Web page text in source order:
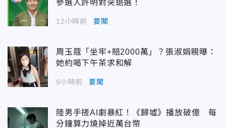
參選人許明對突退選！
12小時前 要聞
周玉蔻「坐牢+賠2000萬」？張淑娟親曝：
她約喝下午茶求和解
9小時前 要聞
陸男手搓AI劇暴紅！《歸墟》播放破億 每
分鐘算力燒掉近萬台幣